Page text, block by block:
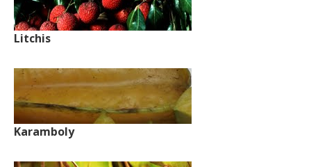
Litchis
Karamboly